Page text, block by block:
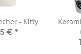
- Kitty
€ *